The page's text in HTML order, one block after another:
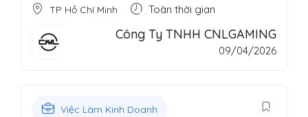
TP Hồ Chí Minh Toàn thời gian
Công Ty TNHH CNLGAMING
09/04/2026
Việc Làm Kinh Doanh